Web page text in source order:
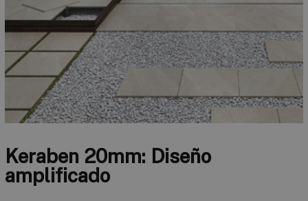
Keraben 20mm: Diseño
amplificado